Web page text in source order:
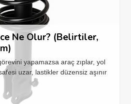
Ne Olur? (Belirtiler,
yapamazsa araç zıplar, yol
uzar, lastikler düzensiz aşınır